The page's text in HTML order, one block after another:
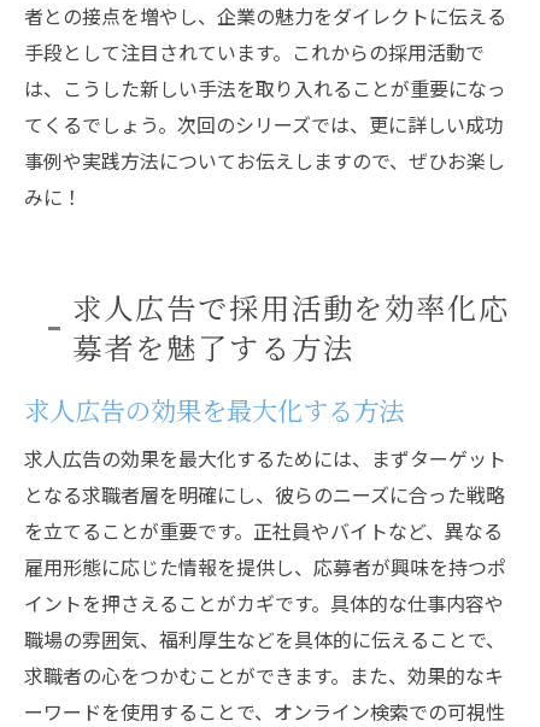
者との接点を増やし、企業の魅力をダイレクトに伝える
手段として注目されています。これからの採用活動で
は、こうした新しい手法を取り入れることが重要になっ
てくるでしょう。次回のシリーズでは、更に詳しい成功
事例や実践方法についてお伝えしますので、ぜひお楽し
みに！
求人広告で採用活動を効率化応
募者を魅了する方法
求人広告の効果を最大化する方法
求人広告の効果を最大化するためには、まずターゲット
となる求職者層を明確にし、彼らのニーズに合った戦略
を立てることが重要です。正社員やバイトなど、異なる
雇用形態に応じた情報を提供し、応募者が興味を持つポ
イントを押さえることがカギです。具体的な仕事内容や
職場の雰囲気、福利厚生などを具体的に伝えることで、
求職者の心をつかむことができます。また、効果的なキ
ーワードを使用することで、オンライン検索での可視性